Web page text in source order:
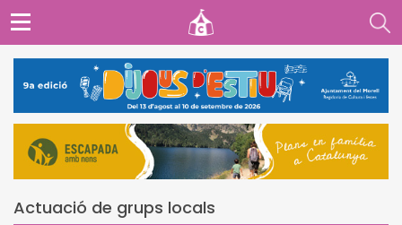
Actuació de grups locals